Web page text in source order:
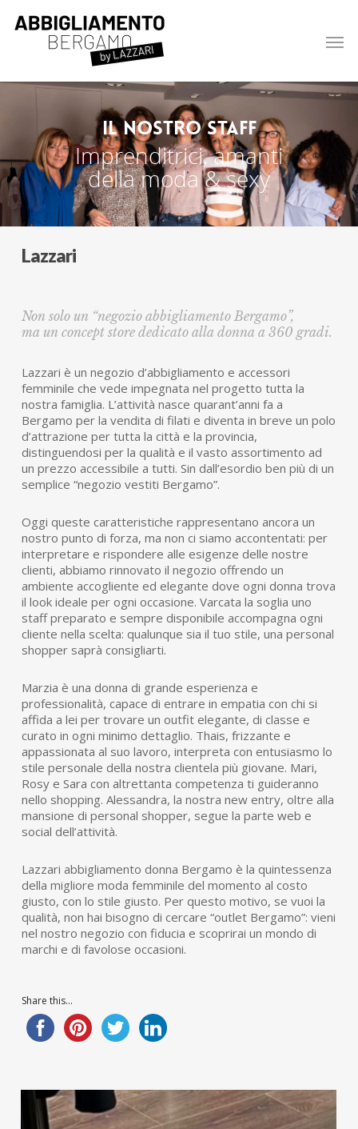
Il nostro staff
Imprenditrici, amanti
della moda & sexy
Lazzari
Non solo un “negozio abbigliamento Bergamo”,
ma un concept store dedicato alla donna a 360 gradi.
Lazzari è un negozio d’abbigliamento e accessori
femminile che vede impegnata nel progetto tutta la
nostra famiglia. L’attività nasce quarant’anni fa a
Bergamo per la vendita di filati e diventa in breve un polo
d’attrazione per tutta la città e la provincia,
distinguendosi per la qualità e il vasto assortimento ad
un prezzo accessibile a tutti. Sin dall’esordio ben più di un
semplice “negozio vestiti Bergamo”.
Oggi queste caratteristiche rappresentano ancora un
nostro punto di forza, ma non ci siamo accontentati: per
interpretare e rispondere alle esigenze delle nostre
clienti, abbiamo rinnovato il negozio offrendo un
ambiente accogliente ed elegante dove ogni donna trova
il look ideale per ogni occasione. Varcata la soglia uno
staff preparato e sempre disponibile accompagna ogni
cliente nella scelta: qualunque sia il tuo stile, una personal
shopper saprà consigliarti.
Marzia è una donna di grande esperienza e
professionalità, capace di entrare in empatia con chi si
affida a lei per trovare un outfit elegante, di classe e
curato in ogni minimo dettaglio. Thais, frizzante e
appassionata al suo lavoro, interpreta con entusiasmo lo
stile personale della nostra clientela più giovane. Mari,
Rosy e Sara con altrettanta competenza ti guideranno
nello shopping. Alessandra, la nostra new entry, oltre alla
mansione di personal shopper, segue la parte web e
social dell’attività.
Lazzari abbigliamento donna Bergamo è la quintessenza
della migliore moda femminile del momento al costo
giusto, con lo stile giusto. Per questo motivo, se vuoi la
qualità, non hai bisogno di cercare “outlet Bergamo”: vieni
nel nostro negozio con fiducia e scoprirai un mondo di
marchi e di favolose occasioni.
Share this...